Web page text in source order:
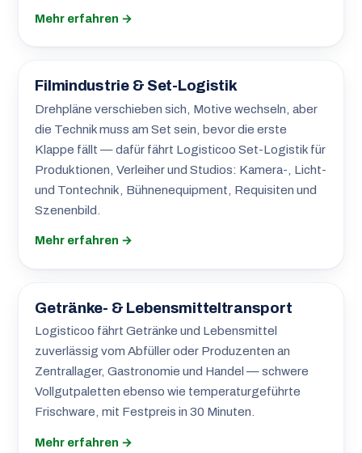
Mehr erfahren →
Filmindustrie & Set-Logistik
Drehpläne verschieben sich, Motive wechseln, aber
die Technik muss am Set sein, bevor die erste
Klappe fällt — dafür fährt Logisticoo Set-Logistik für
Produktionen, Verleiher und Studios: Kamera-, Licht-
und Tontechnik, Bühnenequipment, Requisiten und
Szenenbild.
Mehr erfahren →
Getränke- & Lebensmitteltransport
Logisticoo fährt Getränke und Lebensmittel
zuverlässig vom Abfüller oder Produzenten an
Zentrallager, Gastronomie und Handel — schwere
Vollgutpaletten ebenso wie temperaturgeführte
Frischware, mit Festpreis in 30 Minuten.
Mehr erfahren →